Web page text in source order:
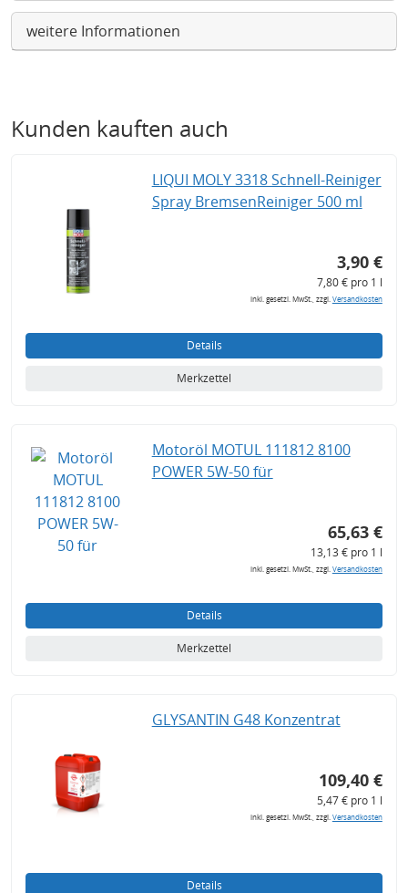
weitere Informationen
Kunden kauften auch
LIQUI MOLY 3318 Schnell-Reiniger
Spray BremsenReiniger 500 ml
3,90 €
7,80 € pro 1 l
inkl. gesetzl. MwSt., zzgl.Versandkosten
Details
Merkzettel
Motoröl MOTUL 111812 8100
POWER 5W-50 für
65,63 €
13,13 € pro 1 l
inkl. gesetzl. MwSt., zzgl.Versandkosten
Details
Merkzettel
GLYSANTIN G48 Konzentrat
109,40 €
5,47 € pro 1 l
inkl. gesetzl. MwSt., zzgl.Versandkosten
Details